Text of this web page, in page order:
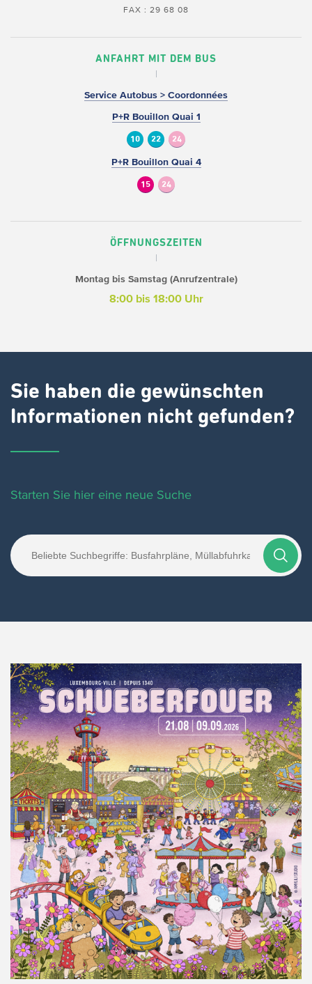
FAX : 29 68 08
ANFAHRT MIT DEM BUS
Service Autobus > Coordonnées
P+R Bouillon Quai 1
10 22 24
P+R Bouillon Quai 4
15 24
ÖFFNUNGSZEITEN
Montag bis Samstag (Anrufzentrale)
8:00 bis 18:00 Uhr
Sie haben die gewünschten
Informationen nicht gefunden?
Starten Sie hier eine neue Suche